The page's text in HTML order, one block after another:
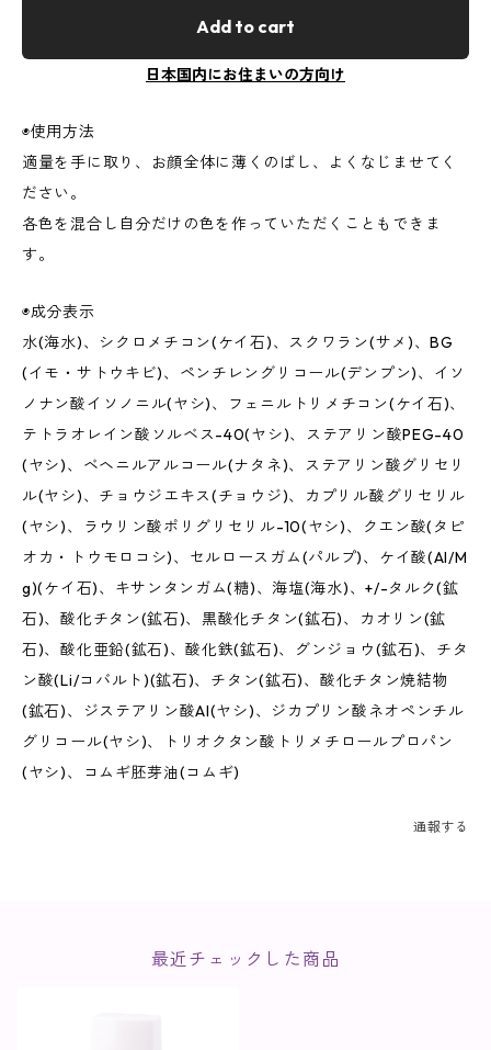
Add to cart
日本国内にお住まいの方向け
◉使用方法
適量を手に取り、お顔全体に薄くのばし、よくなじませてく
ださい。
各色を混合し自分だけの色を作っていただくこともできま
す。
◉成分表示
水(海水)、シクロメチコン(ケイ石)、スクワラン(サメ)、BG
(イモ・サトウキビ)、ペンチレングリコール(デンプン)、イソ
ノナン酸イソノニル(ヤシ)、フェニルトリメチコン(ケイ石)、
テトラオレイン酸ソルベス-40(ヤシ)、ステアリン酸PEG-40
(ヤシ)、ベヘニルアルコール(ナタネ)、ステアリン酸グリセリ
ル(ヤシ)、チョウジエキス(チョウジ)、カプリル酸グリセリル
(ヤシ)、ラウリン酸ポリグリセリル-10(ヤシ)、クエン酸(タピ
オカ・トウモロコシ)、セルロースガム(パルプ)、ケイ酸(Al/M
g)(ケイ石)、キサンタンガム(糖)、海塩(海水)、+/-タルク(鉱
石)、酸化チタン(鉱石)、黒酸化チタン(鉱石)、カオリン(鉱
石)、酸化亜鉛(鉱石)、酸化鉄(鉱石)、グンジョウ(鉱石)、チタ
ン酸(Li/コバルト)(鉱石)、チタン(鉱石)、酸化チタン焼結物
(鉱石)、ジステアリン酸Al(ヤシ)、ジカプリン酸ネオペンチル
グリコール(ヤシ)、トリオクタン酸トリメチロールプロパン
(ヤシ)、コムギ胚芽油(コムギ)
通報する
最近チェックした商品